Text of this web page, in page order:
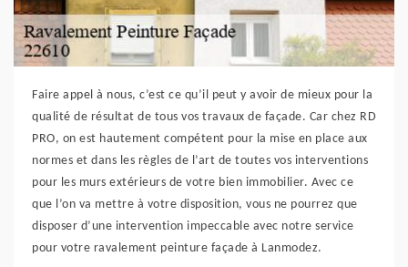
Faire appel à nous, c’est ce qu’il peut y avoir de mieux pour la
qualité de résultat de tous vos travaux de façade. Car chez RD
PRO, on est hautement compétent pour la mise en place aux
normes et dans les règles de l’art de toutes vos interventions
pour les murs extérieurs de votre bien immobilier. Avec ce
que l’on va mettre à votre disposition, vous ne pourrez que
disposer d’une intervention impeccable avec notre service
pour votre ravalement peinture façade à Lanmodez.